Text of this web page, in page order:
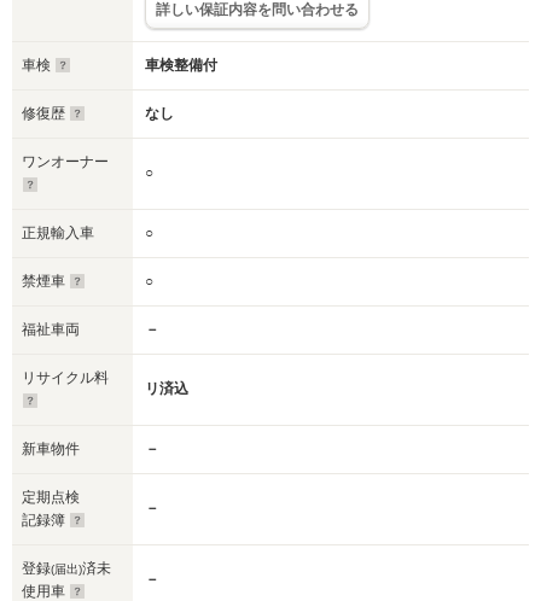
詳しい保証内容を問い合わせる
車検 車検整備付
修復歴 なし
ワンオーナー
○
正規輸入車 ○
禁煙車 ○
福祉車両 －
リサイクル料
リ済込
新車物件 －
定期点検
記録簿
－
登録(届出)済未
使用車
－